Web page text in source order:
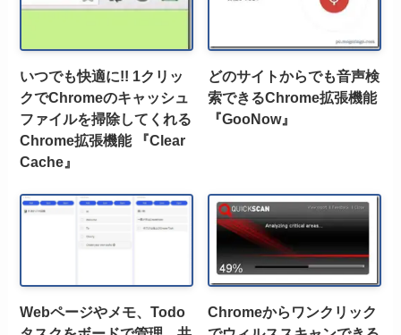
いつでも快適に!! 1クリッ
クでChromeのキャッシュ
ファイルを掃除してくれる
Chrome拡張機能 『Clear
Cache』
どのサイトからでも音声検
索できるChrome拡張機能
『GooNow』
Webページやメモ、Todo
Chromeからワンクリック